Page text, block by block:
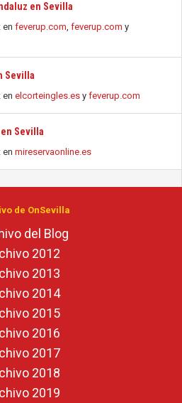
en Sevilla
en feverup.com, feverup.com y
Sevilla
en elcorteingles.es y feverup.com
Sevilla
en mireservaonline.es
de OnSevilla
del Blog
2012
2013
2014
2015
2016
2017
2018
2019